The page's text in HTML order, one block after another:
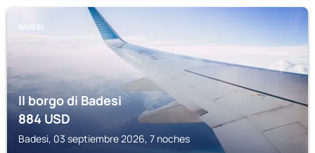
BADESI
Il borgo di Badesi
884USD
Badesi, 03 septiembre 2026, 7 noches